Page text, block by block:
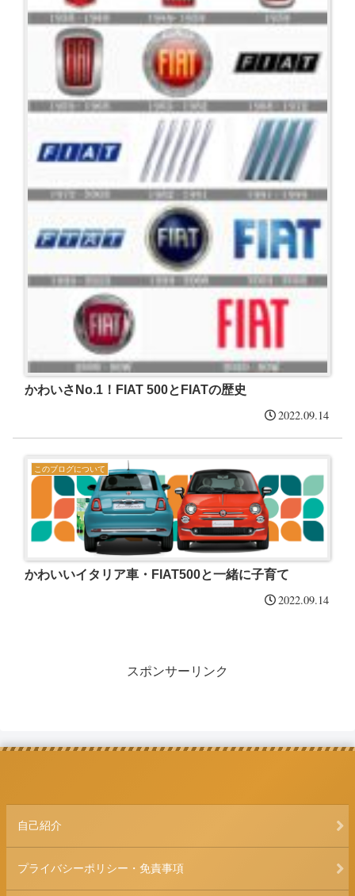
かわいさNo.1！FIAT 500とFIATの歴史
2022.09.14
このブログについて
かわいいイタリア車・FIAT500と一緒に子育て
2022.09.14
スポンサーリンク
自己紹介
プライバシーポリシー・免責事項